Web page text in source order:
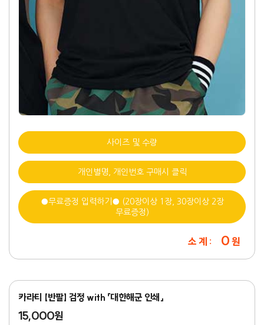
사이즈 및 수량
개인별명, 개인번호 구매시 클릭
●무료증정 입력하기● (20장이상 1장, 30장이상 2장
무료증정)
소 계 : 0원
카라티 【반팔】 검정 with 「대한해군 인쇄」
15,000원